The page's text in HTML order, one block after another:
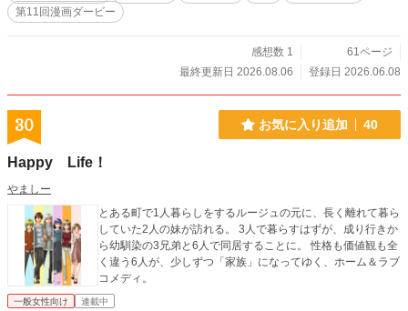
第11回漫画ダービー
感想数 1
61ページ
最終更新日 2026.08.06
登録日 2026.06.08
30 お気に入り追加 40
Happy Life！
やましー
とある町で1人暮らしをするルージュの元に、長く離れて暮ら
していた2人の妹が訪れる。 3人で暮らすはずが、成り行きか
ら幼馴染の3兄弟と6人で同居することに。 性格も価値観も全
く違う6人が、少しずつ「家族」になってゆく、ホーム＆ラブ
コメディ。
一般女性向け 連載中